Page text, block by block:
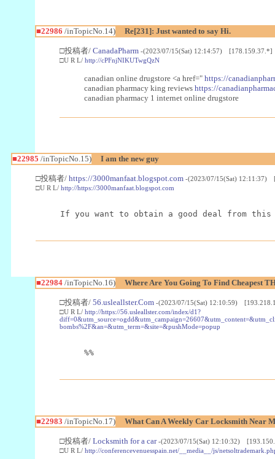
■22986 /inTopicNo.14) Re[231]: Just wanted to say Hi.
□投稿者/ CanadaPharm -(2023/07/15(Sat) 12:14:57) [178.159.37.*]
□U R L/ http://cPFnjNIKUTwgQzN
canadian online drugstore <a href=" https://
canadian pharmacy king reviews https://
canadian pharmacy 1 internet online drugstore
■22985 /inTopicNo.15) I am the new guy
□投稿者/ https://3000manfaat.blogspot.com -(2023/07/15(Sat) 12:11:37)
□U R L/ http://https://3000manfaat.blogspot.com
If you want to obtain a good deal from this
■22984/inTopicNo.16) Where Are You Going To Find Cheapest
□投稿者/ 56.usleallster.Com -(2023/07/15(Sat) 12:10:59)
□U R L/ http://https://56.usleallster.com/index/d1?
bombs%2F&an=&utm_term=&site=&pushMode=popup
%%
■22983 /inTopicNo.17) What Can A Weekly Car Locksmith Near
□投稿者/ Locksmith for a car -(2023/07/15(Sat) 12:10:32)
□U R L/ http://conferencevenuesspain.net/__media__/js/